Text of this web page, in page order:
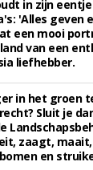
in zijn
'Alles geven
een mooi
van een
liefhebber.
in het groen
Sluit je
zaagt,
en